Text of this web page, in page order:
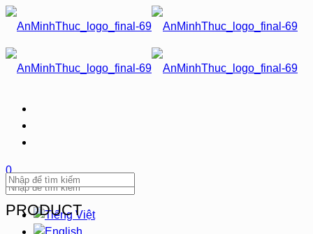
0
PRODUCT